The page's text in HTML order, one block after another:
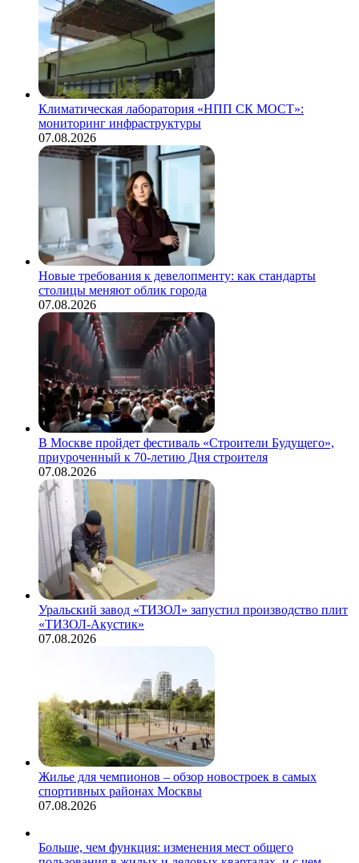
Климатическая лаборатория «НПП СК МОСТ»:
мониторинг инфраструктуры
07.08.2026
Новые требования к девелопменту: как стандарты
столицы меняют облик города
07.08.2026
В Москве пройдет фестиваль «Строители Будущего»,
приуроченный к 70-летию Дня строителя
07.08.2026
Уральский завод «ТИЗОЛ» запустил производство плит
«ТИЗОЛ-Акустик»
07.08.2026
Жилье для чемпионов – обзор новостроек в самых
спортивных районах Москвы
07.08.2026
Больше, чем функция: изменения мест общего